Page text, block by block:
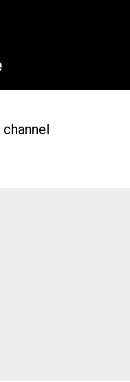
channel